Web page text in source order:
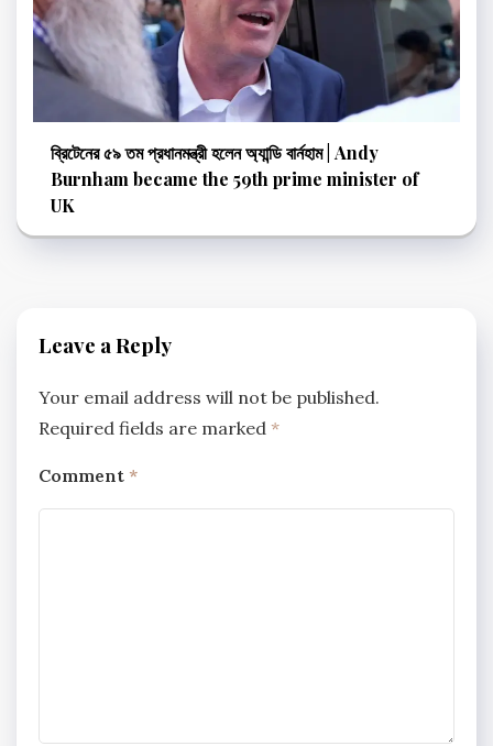
ব্রিটেনের ৫৯ তম প্রধানমন্ত্রী হলেন অ্যান্ডি বার্নহাম | Andy
Burnham became the 59th prime minister of
UK
Leave a Reply
Your email address will not be published.
Required fields are marked *
Comment *